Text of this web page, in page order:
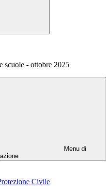
scuole - ottobre 2025
Menu di
Civile